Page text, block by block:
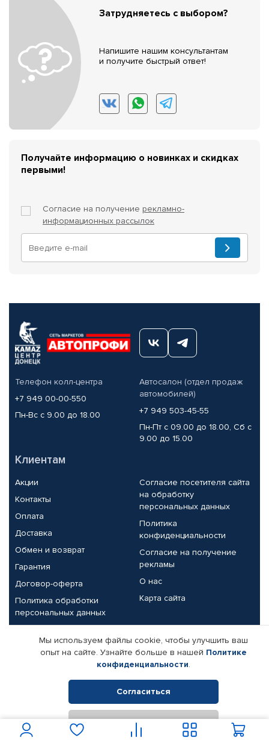
Затрудняетесь с выбором?
Напишите нашим консультантам
и получите быстрый ответ!
Получайте информацию о новинках и скидках
первыми!
Согласие на получение рекламно-
информационных рассылок
Телефон колл-центра
+7 949 00-00-550
Пн-Вс с 9.00 до 18.00
Автосалон (отдел продаж
автомобилей)
+7 949 503-45-55
Пн-Пт с 09.00 до 18.00, Сб с
9.00 до 15.00
Клиентам
Акции
Контакты
Оплата
Доставка
Обмен и возврат
Гарантия
Договор-оферта
Политика обработки
персональных данных
Согласие посетителя сайта
на обработку
персональных данных
Политика
конфиденциальности
Согласие на получение
рекламы
О нас
Карта сайта
Партнерам
Корпоративным клиентам
Поставщикам
Реквизиты компании
© КАМАЗ ЦЕНТР ДОНЕЦК, 2015-2026. Все права защищены.
Интернет-магазин автомобильных товаров Автопрофи.
Мы используем файлы cookie, чтобы улучшить ваш
опыт на сайте. Узнайте больше в нашей Политике
конфиденциальности.
Согласиться
Отклонить